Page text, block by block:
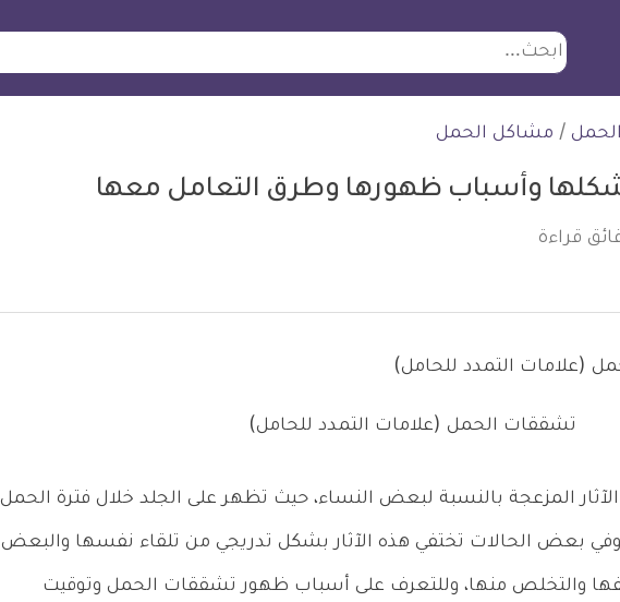
ابحث
الحمل / مشاكل الحمل
وأسباب ظهورها وطرق التعامل معها
قراءة
تشققات الحمل (علامات التمدد للحامل)
المزعجة بالنسبة لبعض النساء، حيث تظهر على الجلد خلال فترة الحمل
وفي بعض الحالات تختفي هذه الآثار بشكل تدريجي من تلقاء نفسها والبعض
والتخلص منها، وللتعرف على أسباب ظهور تشققات الحمل وتوقيت